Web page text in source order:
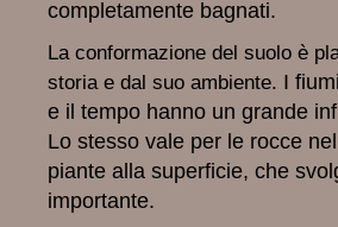
completamente bagnati.
La conformazione del suolo è
storia e dal suo ambiente. I
e il tempo hanno un grande
Lo stesso vale per le rocce
piante alla superficie, che
importante.